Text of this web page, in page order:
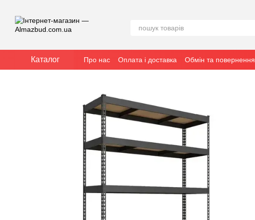
Каталог Про нас Оплата і доставка Обмін та повернення